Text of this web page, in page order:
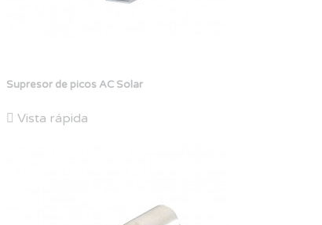
Supresor de picos AC Solar
 Vista rápida